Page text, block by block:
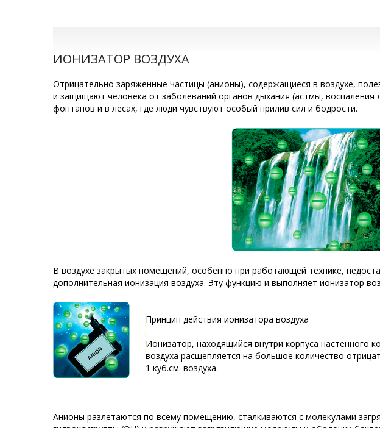
ИОНИЗАТОР ВОЗДУХА
Отрицательно заряженные частицы (анионы), содержащиеся в воздухе,
и защищают человека от заболеваний органов дыхания (астмы,
фонтанов и в лесах, где люди чувствуют особый прилив сил и бодрости.
В воздухе закрытых помещений, особенно при работающей технике,
дополнительная ионизация воздуха. Эту функцию и выполняет ионизатор
Принцип действия ионизатора воздуха
Ионизатор, находящийся внутри корпуса настенного
воздуха расщепляется на большое количество
1 куб.см. воздуха.
Анионы разлетаются по всему помещению, сталкиваются с молекулами